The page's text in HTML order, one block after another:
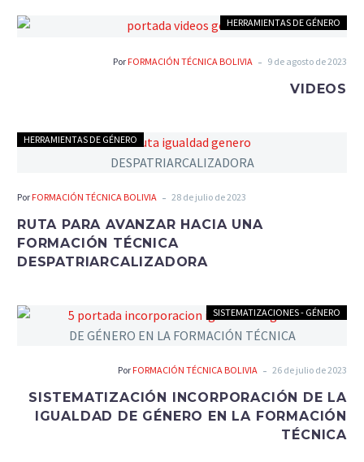
HERRAMIENTAS DE GÉNERO
Por FORMACIÓN TÉCNICA BOLIVIA - 9 de agosto de 2023
VIDEOS
HERRAMIENTAS DE GÉNERO
Por FORMACIÓN TÉCNICA BOLIVIA - 28 de julio de 2023
RUTA PARA AVANZAR HACIA UNA
FORMACIÓN TÉCNICA
DESPATRIARCALIZADORA
SISTEMATIZACIONES - GÉNERO
Por FORMACIÓN TÉCNICA BOLIVIA - 26 de julio de 2023
SISTEMATIZACIÓN INCORPORACIÓN DE LA
IGUALDAD DE GÉNERO EN LA FORMACIÓN
TÉCNICA